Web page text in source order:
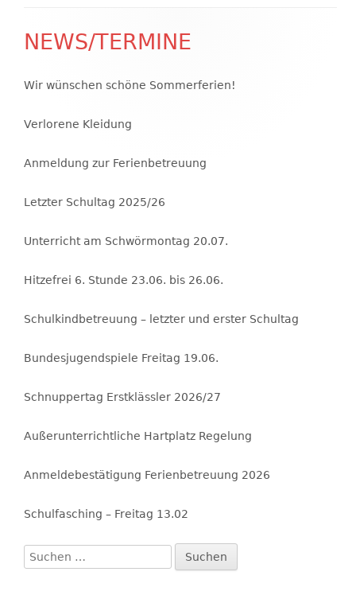
Haupt-
Seitenleiste
NEWS/TERMINE
Wir wünschen schöne Sommerferien!
Verlorene Kleidung
Anmeldung zur Ferienbetreuung
Letzter Schultag 2025/26
Unterricht am Schwörmontag 20.07.
Hitzefrei 6. Stunde 23.06. bis 26.06.
Schulkindbetreuung – letzter und erster Schultag
Bundesjugendspiele Freitag 19.06.
Schnuppertag Erstklässler 2026/27
Außerunterrichtliche Hartplatz Regelung
Anmeldebestätigung Ferienbetreuung 2026
Schulfasching – Freitag 13.02
Suchen
nach: